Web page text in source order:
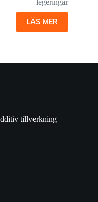
legeringar
LÄS MER
tillverkning